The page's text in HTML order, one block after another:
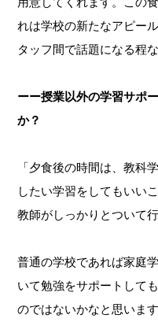
れは学校の新たなアピー
タッフ間で話題になる程
ーー授業以外の学習サポ
か？
「夕食後の時間は、教科
したい学習をしてもいい
教師がしっかりとついて行
普通の学校であれば家庭
いて勉強をサポートして
のではないかなと思います